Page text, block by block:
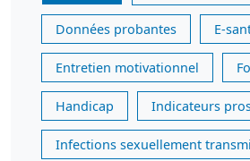
Données probantes E-
Entretien motivationnel
Handicap Indicateurs
Infections sexuellement